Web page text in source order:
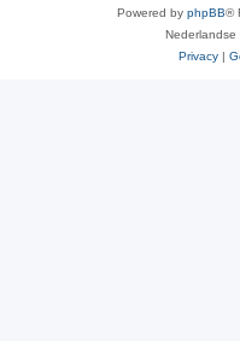
Powered by phpBB®
Privacy |